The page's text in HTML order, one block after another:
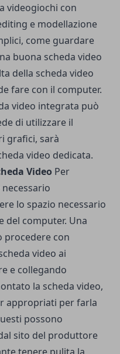
videogiochi con
e modellazione
come guardare
buona scheda video
della scheda video
fare con il computer.
video integrata può
di utilizzare il
grafici, sarà
video dedicata.
Video Per
lo spazio necessario
del computer. Una
procedere con
video ai
e collegando
la scheda video,
appropriati per farla
possono
sito del produttore
tenere pulita la